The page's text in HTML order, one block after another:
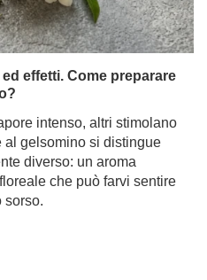
effetti. Come preparare
intenso, altri stimolano
gelsomino si distingue
diverso: un aroma
che può farvi sentire